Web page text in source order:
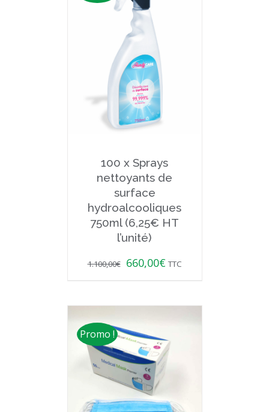
100 x Sprays
nettoyants de
surface
hydroalcooliques
750ml (6,25€ HT
l’unité)
1.100,00€ 660,00€ TTC
Promo !